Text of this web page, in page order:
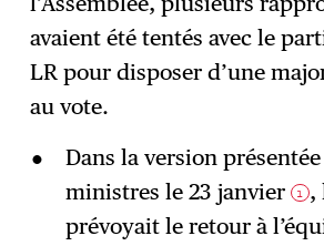
avaient été tentés avec le
LR pour disposer d’une
au vote.
Dans la version
ministres le 23 janvier
1 ,
prévoyait le retour à